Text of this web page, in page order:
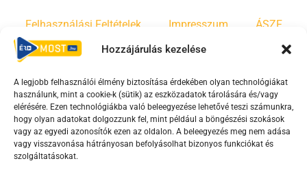
Hozzájárulás kezelése
A legjobb felhasználói élmény biztosítása érdekében olyan technológiákat
használunk, mint a cookie-k (sütik) az eszközadatok tárolására és/vagy
elérésére. Ezen technológiákba való beleegyezése lehetővé teszi számunkra,
hogy olyan adatokat dolgozzunk fel, mint például a böngészési szokások
vagy az egyedi azonosítók ezen az oldalon. A beleegyezés meg nem adása
vagy visszavonása hátrányosan befolyásolhat bizonyos funkciókat és
szolgáltatásokat.
Felhasználási Feltételek Impresszum ÁSZF
Irányelvek Moderálási szabályzat
F
a
c
e
Y
o
u
t
T
i
k